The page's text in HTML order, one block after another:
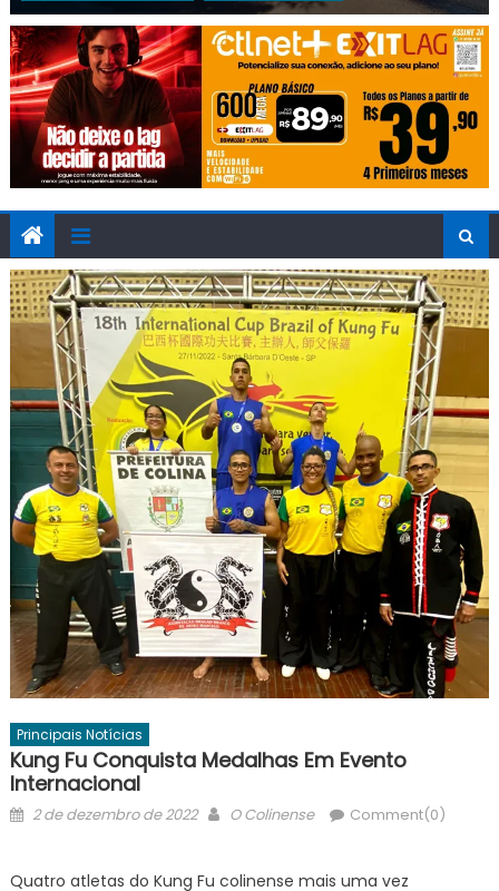
Principais Notícias
Kung Fu Conquista Medalhas Em Evento
Internacional
Posted
2 de dezembro de 2022 Author
O Colinense Comment(0)
Quatro atletas do Kung Fu colinense mais uma vez